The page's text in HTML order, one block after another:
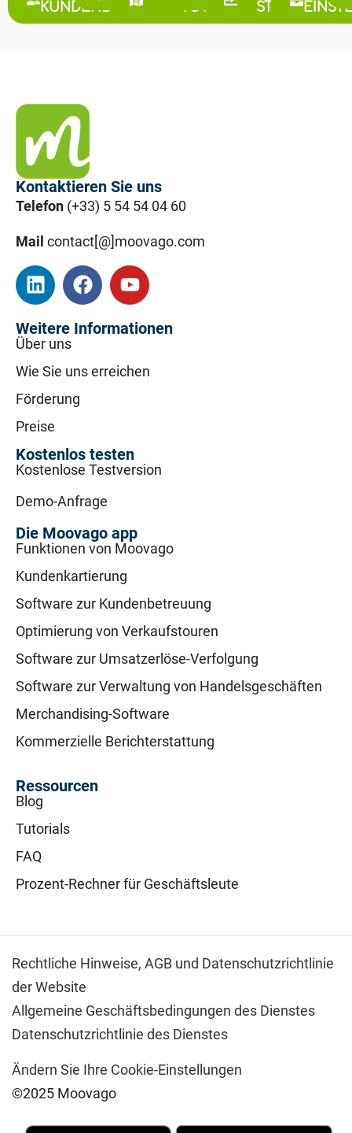
KUNDENBEZIEHUNGEN
TOUR
STEUERUNG
Kontaktieren Sie uns
Telefon (+33) 5 54 54 04 60
Mail contact[@]moovago.com
Weitere Informationen
Über uns
Wie Sie uns erreichen
Förderung
Preise
Kostenlos testen
Kostenlose Testversion
Demo-Anfrage
Die Moovago app
Funktionen von Moovago
Kundenkartierung
Software zur Kundenbetreuung
Optimierung von Verkaufstouren
Software zur Umsatzerlöse-Verfolgung
Software zur Verwaltung von Handelsgeschäften
Merchandising-Software
Kommerzielle Berichterstattung
Ressourcen
Blog
Tutorials
FAQ
Prozent-Rechner für Geschäftsleute
Rechtliche Hinweise, AGB und Datenschutzrichtlinie
der Website
Allgemeine Geschäftsbedingungen des Dienstes
Datenschutzrichtlinie des Dienstes
Ändern Sie Ihre Cookie-Einstellungen
©2025 Moovago